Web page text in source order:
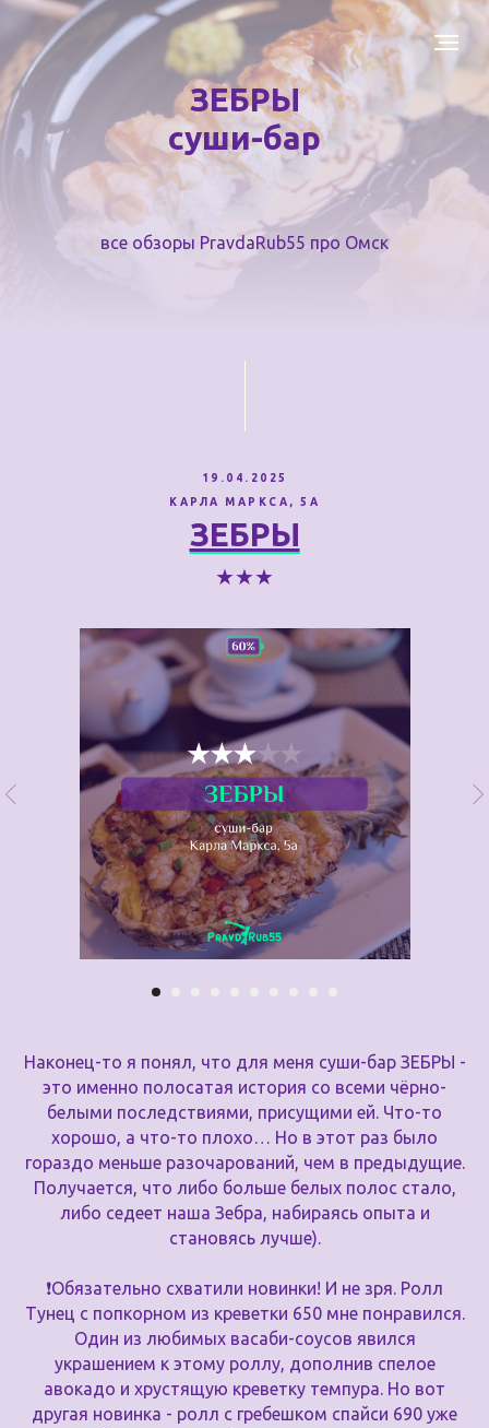
ЗЕБРЫ
суши-бар
все обзоры PravdaRub55 про Омск
19.04.2025
КАРЛА МАРКСА, 5А
ЗЕБРЫ
★★★
Наконец-то я понял, что для меня суши-бар ЗЕБРЫ -
это именно полосатая история со всеми чёрно-
белыми последствиями, присущими ей. Что-то
хорошо, а что-то плохо… Но в этот раз было
гораздо меньше разочарований, чем в предыдущие.
Получается, что либо больше белых полос стало,
либо седеет наша Зебра, набираясь опыта и
становясь лучше).
❗️Обязательно схватили новинки! И не зря. Ролл
Тунец с попкорном из креветки 650 мне понравился.
Один из любимых васаби-соусов явился
украшением к этому роллу, дополнив спелое
авокадо и хрустящую креветку темпура. Но вот
другая новинка - ролл с гребешком спайси 690 уже